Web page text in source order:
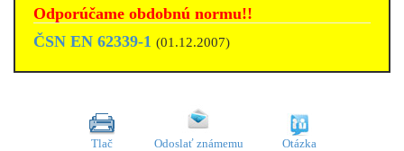
Odporúčame obdobnú normu!!
ČSN EN 62339-1 (01.12.2007)
Tlač Odoslať známemu Otázka